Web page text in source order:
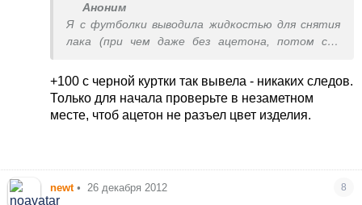
Аноним
Я с футболки выводила жидкостью для снятия
лака (при чем даже без ацетона, потом ст.
растворителем.
+100 с черной куртки так вывела - никаких следов.
Только для начала проверьте в незаметном
месте, чтоб ацетон не разъел цвет изделия.
newt • 26 декабря 2012 8